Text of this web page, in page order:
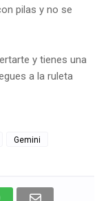
pilas y no se
y tienes una
a la ruleta
Gemini